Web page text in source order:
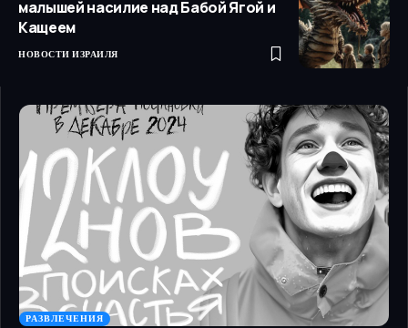
малышей насилие над Бабой Ягой и
Кащеем
НОВОСТИ ИЗРАИЛЯ
РАЗВЛЕЧЕНИЯ